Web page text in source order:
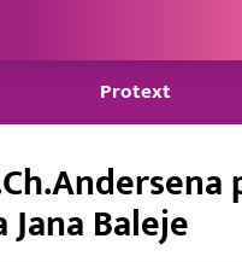
Protext
Jana Baleje